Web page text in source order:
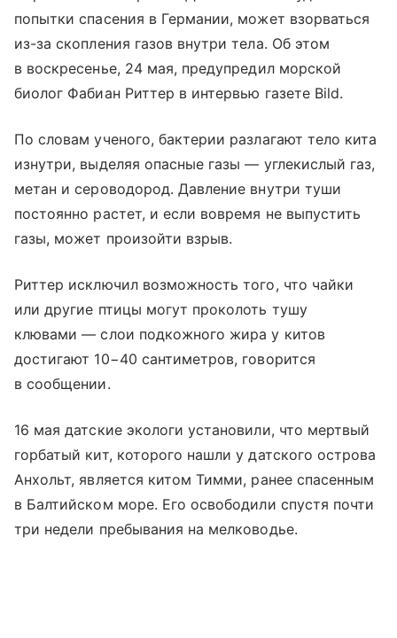
попытки спасения в Германии, может взорваться
из-за скопления газов внутри тела. Об этом
в воскресенье, 24 мая, предупредил морской
биолог Фабиан Риттер в интервью газете Bild.
По словам ученого, бактерии разлагают тело кита
изнутри, выделяя опасные газы — углекислый газ,
метан и сероводород. Давление внутри туши
постоянно растет, и если вовремя не выпустить
газы, может произойти взрыв.
Риттер исключил возможность того, что чайки
или другие птицы могут проколоть тушу
клювами — слои подкожного жира у китов
достигают 10−40 сантиметров, говорится
в сообщении.
16 мая датские экологи установили, что мертвый
горбатый кит, которого нашли у датского острова
Анхольт, является китом Тимми, ранее спасенным
в Балтийском море. Его освободили спустя почти
три недели пребывания на мелководье.